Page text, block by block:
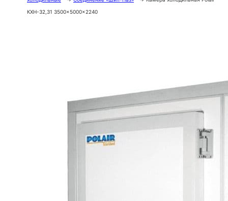
КХН-32,31 3500×5000×2240